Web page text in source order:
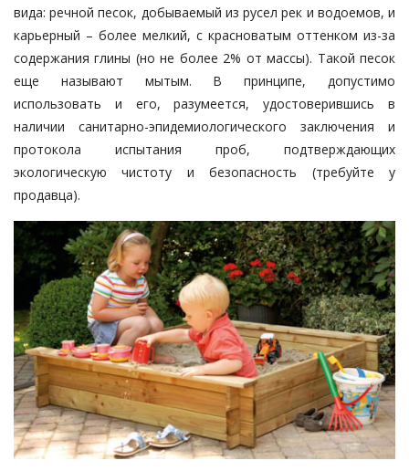
вида:речной песок, добываемый из русел рек и водоемов, и
карьерный – более мелкий, с красноватым оттенком из-за
содержания глины (но не более 2% от массы). Такой песок
еще называют мытым. В принципе, допустимо
использовать и его, разумеется, удостоверившись в
наличии санитарно-эпидемиологического заключения и
протокола испытания проб, подтверждающих
экологическую чистоту и безопасность (требуйте у
продавца).